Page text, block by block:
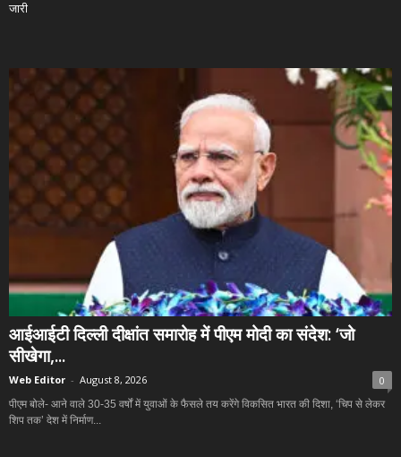
जारी
आईआईटी दिल्ली दीक्षांत समारोह में पीएम मोदी का संदेश: ‘जो
सीखेगा,...
Web Editor - August 8, 2026 0
पीएम बोले- आने वाले 30-35 वर्षों में युवाओं के फैसले तय करेंगे विकसित भारत की दिशा, ‘चिप से लेकर
शिप तक’ देश में निर्माण...